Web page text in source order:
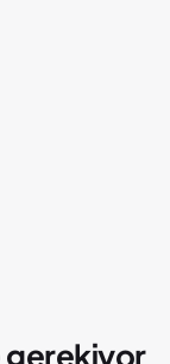
gerekiyor